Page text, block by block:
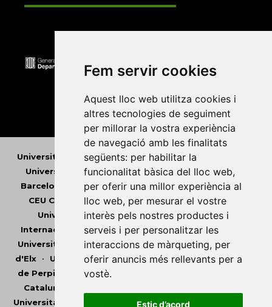
Fem servir cookies
Aquest lloc web utilitza cookies i
altres tecnologies de seguiment
per millorar la vostra experiència
de navegació amb les finalitats
següents: per habilitar la
funcionalitat bàsica del lloc web,
per oferir una millor experiència al
lloc web, per mesurar el vostre
interès pels nostres productes i
serveis i per personalitzar les
interaccions de màrqueting, per
oferir anuncis més rellevants per a
vostè.
Estic d’acord
Universitat Abat Oliba CEU•Universitat d'Alacant
Universitat d'Andorra•Universitat Autònoma de
Barcelona
Universitat de Barcelona•Universitat
CEU Cardenal Herrera
•Universitat de Girona
Universitat de les Illes Balears•Universitat
Internacional de Catalunya •Universitat Jaume I
Universitat de Lleida•Universitat Miguel Hernández
d'Elx• Universitat Oberta de Catalunya•Universitat
de Perpinyà Via Domitia
Catalunya
Universitat Pompeu Fabra
•Universitat Ramon Llull